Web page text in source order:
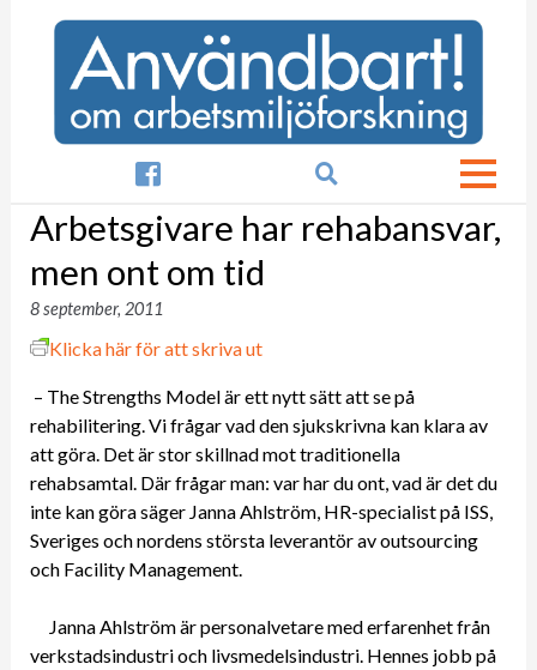

Arbetsgivare har rehabansvar,
men ont om tid
8 september, 2011
Klicka här för att skriva ut
– The Strengths Model är ett nytt sätt att se på
rehabilitering. Vi frågar vad den sjukskrivna kan klara av
att göra. Det är stor skillnad mot traditionella
rehabsamtal. Där frågar man: var har du ont, vad är det du
inte kan göra säger Janna Ahlström, HR-specialist på ISS,
Sveriges och nordens största leverantör av outsourcing
och Facility Management.
Janna Ahlström är personalvetare med erfarenhet från
verkstadsindustri och livsmedelsindustri. Hennes jobb på